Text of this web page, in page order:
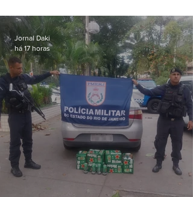
Jornal Daki
há 17 horas